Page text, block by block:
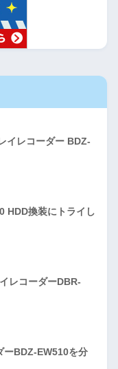
イレコーダー BDZ-
HDD換装にトライし
レコーダーDBR-
ーBDZ-EW510を分